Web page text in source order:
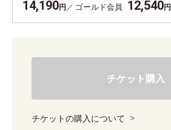
14,190円 ゴールド会員 12,540円
チケット購入
チケットの購入について